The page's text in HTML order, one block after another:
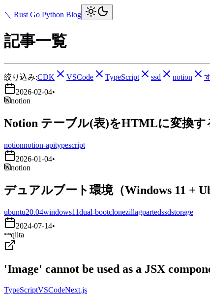
＼ Rust Go Python Blog
記事一覧
絞り込み:CDK VSCode TypeScript ssd notion
2026-02-04•
notion
Notion テーブル(表)をHTMLに変換す
notionnotion-apitypescript
2026-01-04•
notion
デュアルブート環境（Windows 11 +
ubuntu20.04windows11dual-bootclonezillagpartedssdstorage
2024-07-14•
qiita
'Image' cannot be used as a JSX
TypeScriptVSCodeNext.js